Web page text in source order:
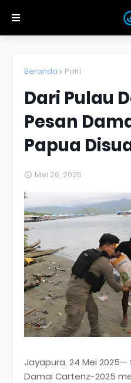
Beranda Polri
Dari Pulau
Pesan
Papua
Mei 26, 2025
Jayapura, 24 Mei
Damai Cartenz-2025